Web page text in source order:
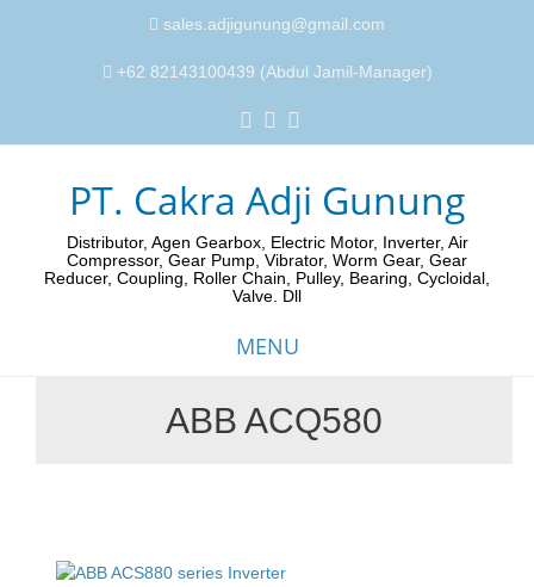
sales.adjigunung@gmail.com
+62 82143100439 (Abdul Jamil-Manager)
PT. Cakra Adji Gunung
Distributor, Agen Gearbox, Electric Motor, Inverter, Air
Compressor, Gear Pump, Vibrator, Worm Gear, Gear
Reducer, Coupling, Roller Chain, Pulley, Bearing, Cycloidal,
Valve. Dll
MENU
ABB ACQ580